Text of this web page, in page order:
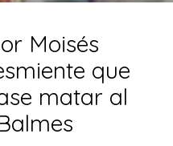
Moisés
que
matar al